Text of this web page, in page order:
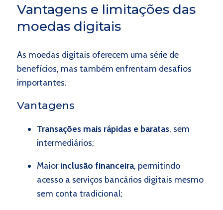
Vantagens e limitações das
moedas digitais
As moedas digitais oferecem uma série de
benefícios, mas também enfrentam desafios
importantes.
Vantagens
Transações mais rápidas e baratas, sem
intermediários;
Maiorinclusão financeira, permitindo
acesso a serviços bancários digitais mesmo
sem conta tradicional;